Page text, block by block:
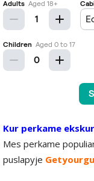
Kur perkame
Mes perkame
puslapyje